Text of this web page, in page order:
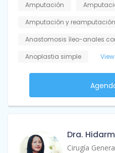
Amputación
Amputación y
Anastomosis íleo-anales
Anoplastia simple
Dra.
Cirugía